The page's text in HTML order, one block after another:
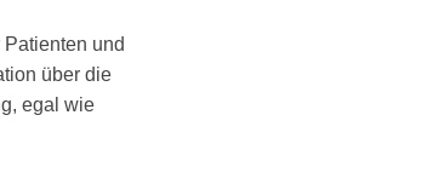
und
über die
egal wie